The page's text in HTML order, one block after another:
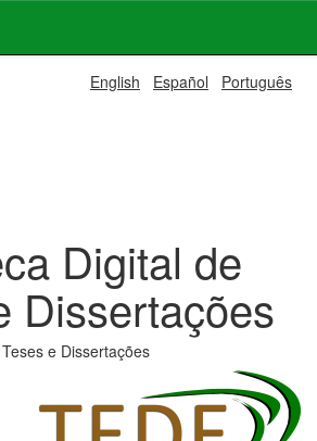
English Español Português
Digital de
Dissertações
e Dissertações